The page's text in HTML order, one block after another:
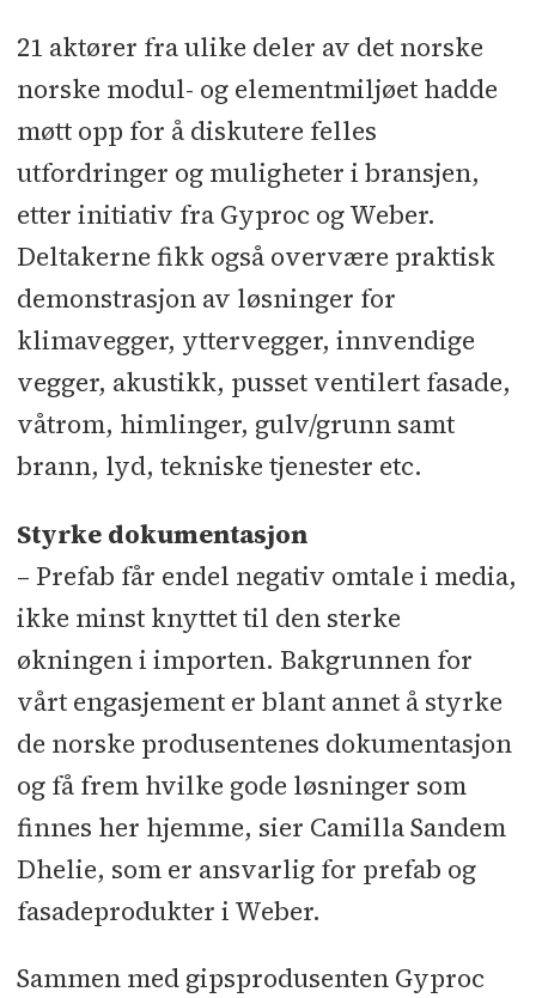
21 aktører fra ulike deler av det norske
norske modul- og elementmiljøet hadde
møtt opp for å diskutere felles
utfordringer og muligheter i bransjen,
etter initiativ fra Gyproc og Weber.
Deltakerne fikk også overvære praktisk
demonstrasjon av løsninger for
klimavegger, yttervegger, innvendige
vegger, akustikk, pusset ventilert fasade,
våtrom, himlinger, gulv/grunn samt
brann, lyd, tekniske tjenester etc.
Styrke dokumentasjon
– Prefab får endel negativ omtale i media,
ikke minst knyttet til den sterke
økningen i importen. Bakgrunnen for
vårt engasjement er blant annet å styrke
de norske produsentenes dokumentasjon
og få frem hvilke gode løsninger som
finnes her hjemme, sier Camilla Sandem
Dhelie, som er ansvarlig for prefab og
fasadeprodukter i Weber.
Sammen med gipsprodusenten Gyproc